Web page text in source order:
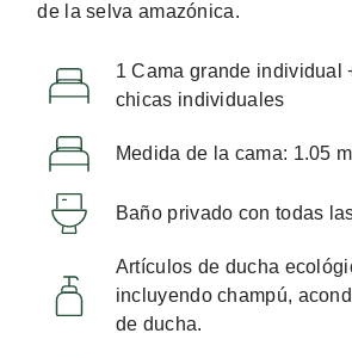
de la selva amazónica.
1 Cama grande individual
chicas individuales
Medida de la cama: 1.05
Baño privado con todas
Artículos de ducha
incluyendo champú,
de ducha.